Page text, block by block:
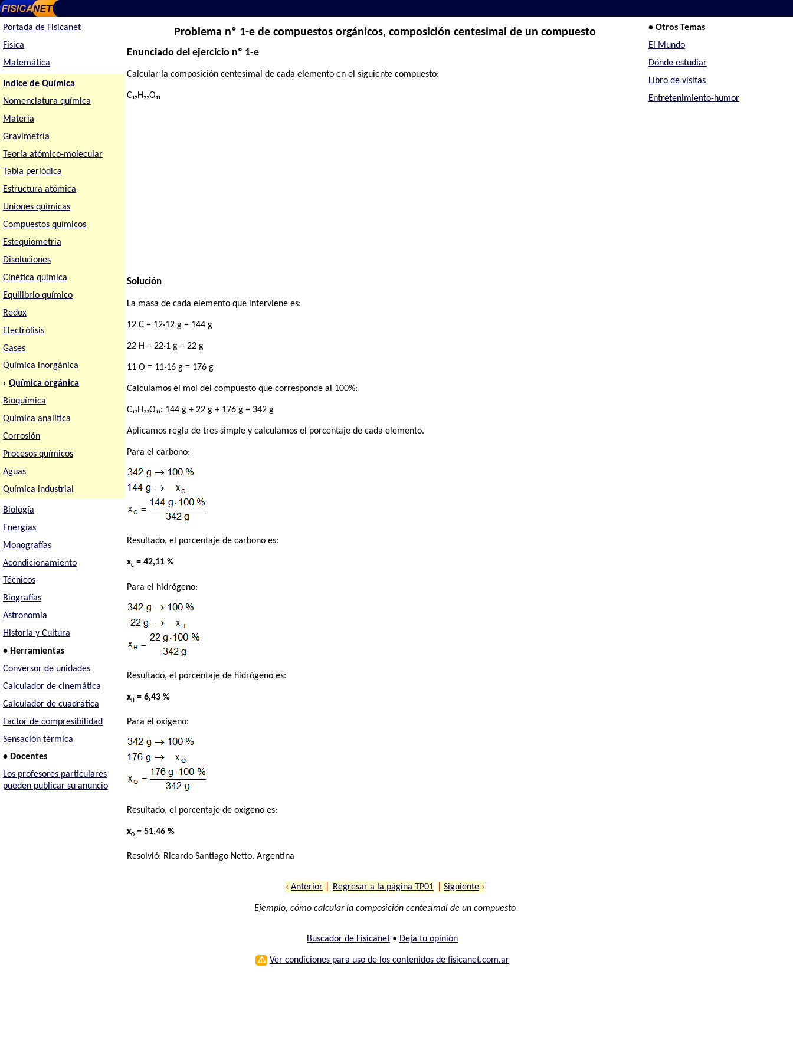
Portada de Fisicanet
Física
Matemática
Indice de Química
Nomenclatura química
Materia
Gravimetría
Teoría atómico-molecular
Tabla periódica
Estructura atómica
Uniones químicas
Compuestos químicos
Estequiometria
Disoluciones
Cinética química
Equilibrio químico
Redox
Electrólisis
Gases
Química inorgánica
› Química orgánica
Bioquímica
Química analítica
Corrosión
Procesos químicos
Aguas
Química industrial
Biología
Energías
Monografías
Acondicionamiento
Técnicos
Biografías
Astronomía
Historia y Cultura
• Herramientas
Conversor de unidades
Calculador de cinemática
Calculador de cuadrática
Factor de compresibilidad
Sensación térmica
• Docentes
Los profesores particulares
pueden publicar su anuncio
Problema nº 1-e de compuestos orgánicos, composición centesimal de un compuesto
Enunciado del ejercicio nº 1-e
Calcular la composición centesimal de cada elemento en el siguiente compuesto:
C₁₂H₂₂O₁₁
Solución
La masa de cada elemento que interviene es:
12 C = 12·12 g = 144 g
22 H = 22·1 g = 22 g
11 O = 11·16 g = 176 g
Calculamos el mol del compuesto que corresponde al 100%:
C₁₂H₂₂O₁₁: 144 g + 22 g + 176 g = 342 g
Aplicamos regla de tres simple y calculamos el porcentaje de cada elemento.
Para el carbono:
Resultado, el porcentaje de carbono es:
xC = 42,11 %
Para el hidrógeno:
Resultado, el porcentaje de hidrógeno es:
xH = 6,43 %
Para el oxígeno:
Resultado, el porcentaje de oxígeno es:
xO = 51,46 %
Resolvió: Ricardo Santiago Netto. Argentina
‹ Anterior Regresar a la página TP01 Siguiente ›
Ejemplo, cómo calcular la composición centesimal de un compuesto
Buscador de Fisicanet• Deja tu opinión
⚠ Ver condiciones para uso de los contenidos de fisicanet.com.ar
• Otros Temas
El Mundo
Dónde estudiar
Libro de visitas
Entretenimiento-humor